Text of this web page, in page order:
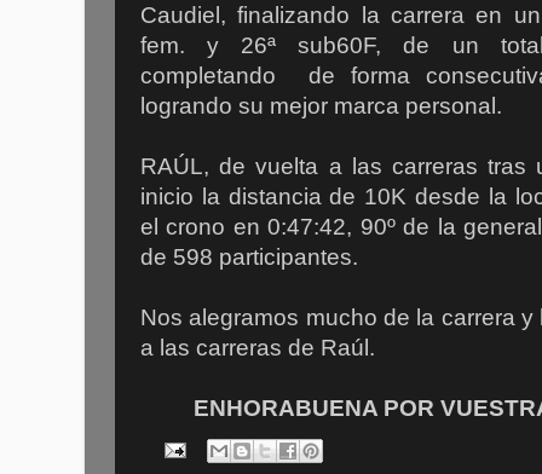
Caudiel, finalizando la carrera en
fem. y 26ª sub60F, de un
completando de forma
logrando su mejor marca personal.
RAÚL, de vuelta a las carreras tras
inicio la distancia de 10K desde la
el crono en 0:47:42, 90º de la
de 598 participantes.
Nos alegramos mucho de la carrera
a las carreras de Raúl.
ENHORABUENA POR